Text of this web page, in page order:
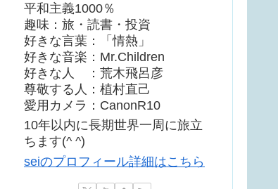
平和主義1000％
趣味：旅・読書・投資
好きな言葉：「情熱」
好きな音楽：Mr.Children
好きな人 ：荒木飛呂彦
尊敬する人：植村直己
愛用カメラ：CanonR10
10年以内に長期世界一周に旅立
ちます(^ ^)
seiのプロフィール詳細はこちら